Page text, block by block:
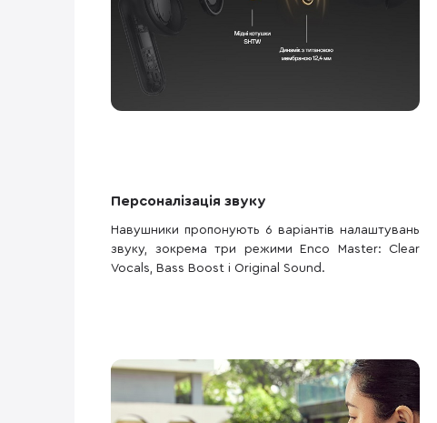
Персоналізація звуку
Навушники пропонують 6 варіантів налаштувань
звуку, зокрема три режими Enco Master: Clear
Vocals, Bass Boost і Original Sound.